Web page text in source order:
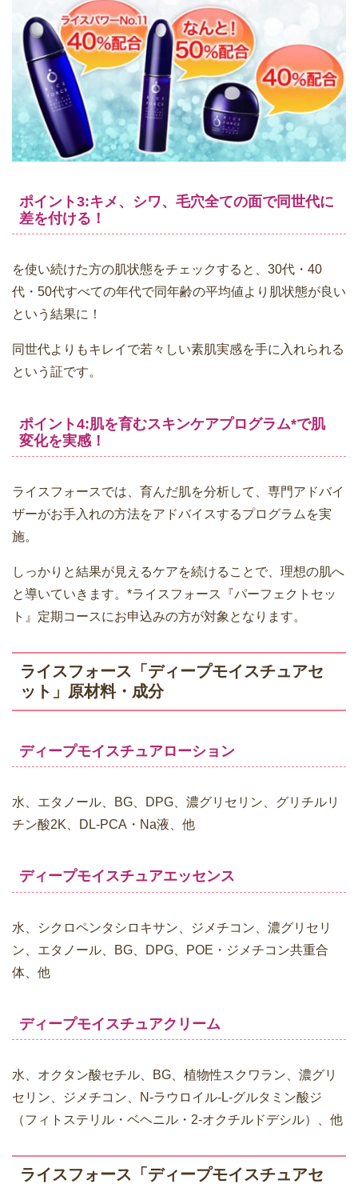
ポイント3:キメ、シワ、毛穴全ての面で同世代に
差を付ける！
を使い続けた方の肌状態をチェックすると、30代・40
代・50代すべての年代で同年齢の平均値より肌状態が良い
という結果に！
同世代よりもキレイで若々しい素肌実感を手に入れられる
という証です。
ポイント4:肌を育むスキンケアプログラム*で肌
変化を実感！
ライスフォースでは、育んだ肌を分析して、専門アドバイ
ザーがお手入れの方法をアドバイスするプログラムを実
施。
しっかりと結果が見えるケアを続けることで、理想の肌へ
と導いていきます。*ライスフォース『パーフェクトセッ
ト』定期コースにお申込みの方が対象となります。
ライスフォース「ディープモイスチュアセ
ット」原材料・成分
ディープモイスチュアローション
水、エタノール、BG、DPG、濃グリセリン、グリチルリ
チン酸2K、DL-PCA・Na液、他
ディープモイスチュアエッセンス
水、シクロペンタシロキサン、ジメチコン、濃グリセリ
ン、エタノール、BG、DPG、POE・ジメチコン共重合
体、他
ディープモイスチュアクリーム
水、オクタン酸セチル、BG、植物性スクワラン、濃グリ
セリン、ジメチコン、N-ラウロイル-L-グルタミン酸ジ
（フィトステリル・ベヘニル・2-オクチルドデシル）、他
ライスフォース「ディープモイスチュアセ